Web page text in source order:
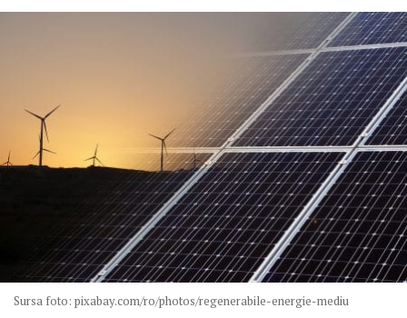
Sursa foto: pixabay.com/ro/photos/regenerabile-energie-mediu